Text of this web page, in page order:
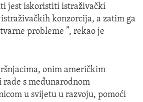
jest iskoristiti istraživački
konzorcija, a zatim ga
probleme ”, rekao je
onim američkim
s međunarodnom
u svijetu u razvoju, pomoći